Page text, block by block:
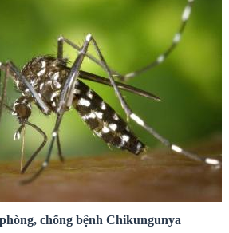
chống bệnh Chikungunya